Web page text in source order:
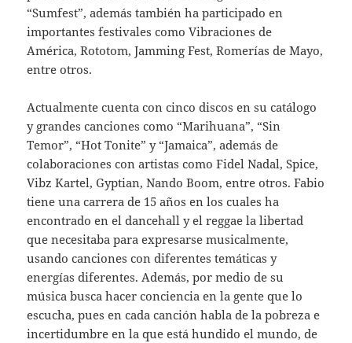
“Sumfest”, además también ha participado en
importantes festivales como Vibraciones de
América, Rototom, Jamming Fest, Romerías de Mayo,
entre otros.
Actualmente cuenta con cinco discos en su catálogo
y grandes canciones como “Marihuana”, “Sin
Temor”, “Hot Tonite” y “Jamaica”, además de
colaboraciones con artistas como Fidel Nadal, Spice,
Vibz Kartel, Gyptian, Nando Boom, entre otros. Fabio
tiene una carrera de 15 años en los cuales ha
encontrado en el dancehall y el reggae la libertad
que necesitaba para expresarse musicalmente,
usando canciones con diferentes temáticas y
energías diferentes. Además, por medio de su
música busca hacer conciencia en la gente que lo
escucha, pues en cada canción habla de la pobreza e
incertidumbre en la que está hundido el mundo, de